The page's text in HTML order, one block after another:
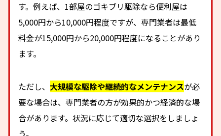
す。例えば、1部屋のゴキブリ駆除なら便利屋は
5,000円から10,000円程度ですが、専門業者は最低
料金が15,000円から20,000円程度になることがあり
ます。
ただし、大規模な駆除や継続的なメンテナンスが必
要な場合は、専門業者の方が効果的かつ経済的な場
合があります。状況に応じて適切な選択をしましょ
う。